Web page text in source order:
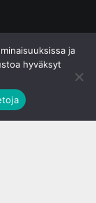
ja
hyväksyt